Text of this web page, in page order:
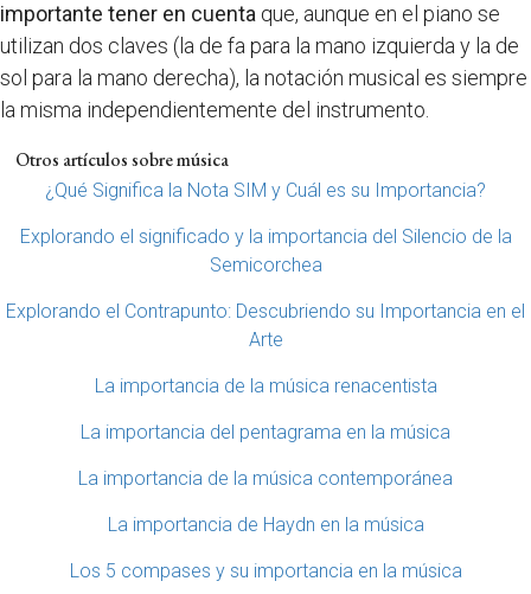
importante tener en cuenta que, aunque en el piano se
utilizan dos claves (la de fa para la mano izquierda y la de
sol para la mano derecha), la notación musical es siempre
la misma independientemente del instrumento.
Otros artículos sobre música
¿Qué Significa la Nota SIM y Cuál es su Importancia?
Explorando el significado y la importancia del Silencio de la
Semicorchea
Explorando el Contrapunto: Descubriendo su Importancia en el
Arte
La importancia de la música renacentista
La importancia del pentagrama en la música
La importancia de la música contemporánea
La importancia de Haydn en la música
Los 5 compases y su importancia en la música